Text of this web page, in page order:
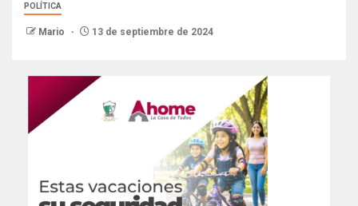
POLÍTICA
Mario 13 de septiembre de 2024